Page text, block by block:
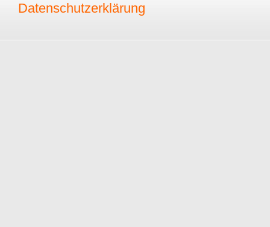
Datenschutzerklärung